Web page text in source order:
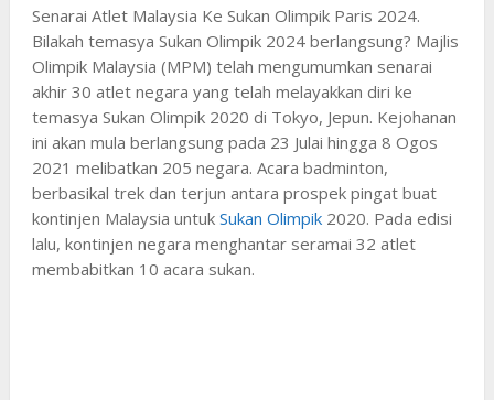
Senarai Atlet Malaysia Ke Sukan Olimpik Paris 2024.
Bilakah temasya Sukan Olimpik 2024 berlangsung? Majlis
Olimpik Malaysia (MPM) telah mengumumkan senarai
akhir 30 atlet negara yang telah melayakkan diri ke
temasya Sukan Olimpik 2020 di Tokyo, Jepun. Kejohanan
ini akan mula berlangsung pada 23 Julai hingga 8 Ogos
2021 melibatkan 205 negara. Acara badminton,
berbasikal trek dan terjun antara prospek pingat buat
kontinjen Malaysia untuk Sukan Olimpik2020. Pada edisi
lalu, kontinjen negara menghantar seramai 32 atlet
membabitkan 10 acara sukan.